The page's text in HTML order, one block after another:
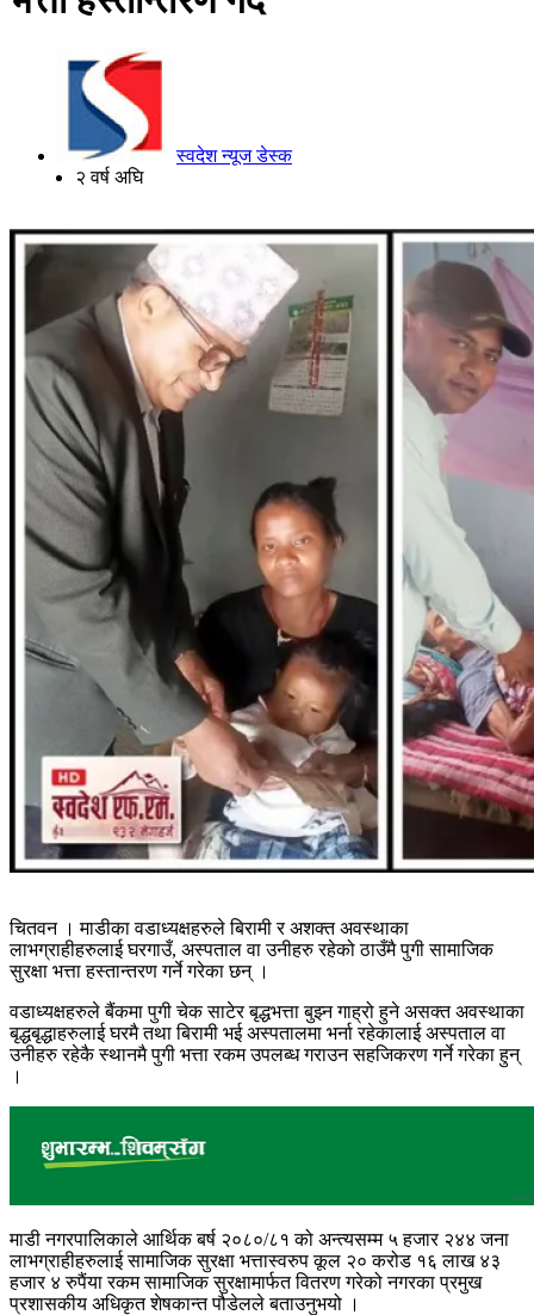
स्वदेश न्यूज डेस्क
२ वर्ष अघि
चितवन । माडीका वडाध्यक्षहरुले बिरामी र अशक्त अवस्थाका
लाभग्राहीहरुलाई घरगाउँ, अस्पताल वा उनीहरु रहेको ठाउँमै पुगी सामाजिक
सुरक्षा भत्ता हस्तान्तरण गर्ने गरेका छन् ।
वडाध्यक्षहरुले बैंकमा पुगी चेक साटेर बृद्धभत्ता बुझ्न गाह्रो हुने असक्त अवस्थाका
बृद्धबृद्धाहरुलाई घरमै तथा बिरामी भई अस्पतालमा भर्ना रहेकालाई अस्पताल वा
उनीहरु रहेकै स्थानमै पुगी भत्ता रकम उपलब्ध गराउन सहजिकरण गर्ने गरेका हुन्
।
माडी नगरपालिकाले आर्थिक बर्ष २०८०/८१ को अन्त्यसम्म ५ हजार २४४ जना
लाभग्राहीहरुलाईसामाजिक सुरक्षा भत्तास्वरुप कूल २० करोड १६ लाख ४३
हजार ४ रुपैंया रकम सामाजिक सुरक्षामार्फत वितरण गरेको नगरका प्रमुख
प्रशासकीय अधिकृत शेषकान्त पौडेलले बताउनुभयो ।